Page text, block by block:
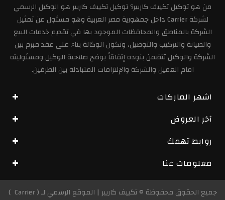
من هو توكيل تكييف كاريير؟ توكيل تكييف كاريير هو الوكيل الرسمي
لشركة Carrier داخل جمهورية مصر العربية وهو مسئول عن تمثيل
الشركة بالمناطق والمحافظات الموجود بها في تقديم خدمات البيع
والصيانة والتركيب والتوصيل، وتكون الوكالة بناء على عقد مبرم بين
الشركة والوكيل تتضمن بنوده إتفاقاً يوضح صلاحية الوكيل ومسئوليته
امام العميل والشركة والإلتزامات المتبادلة بين الطرفين.
اشهر الماركات
آخر العروض
روابط تهمك
معلومات عنا
جميع الحقوق محفوظة ©تكييف كاريير | الموقع الرسمي لـ ( Carrier )